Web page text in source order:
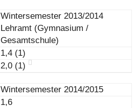
Wintersemester 2013/2014
Lehramt (Gymnasium /
Gesamtschule)
1,4 (1)
2,0 (1)
Wintersemester 2014/2015
1,6